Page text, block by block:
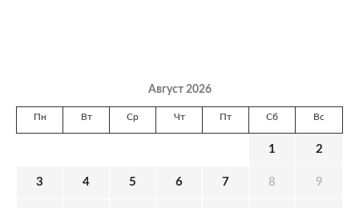
Август 2026
Пн Вт Ср Чт Пт Сб Вс
1 2
3 4 5 6 7 8 9